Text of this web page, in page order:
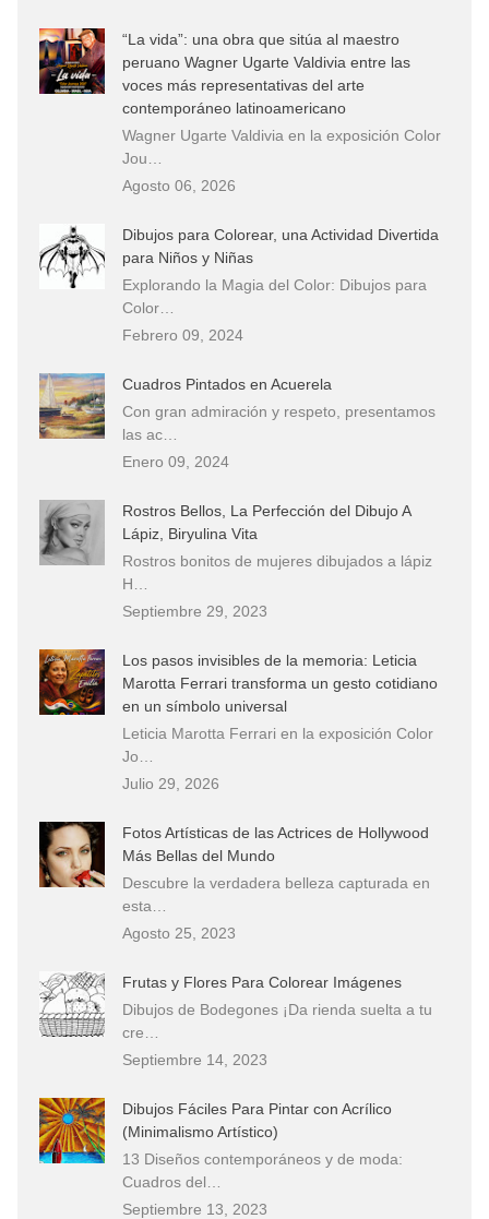
“La vida”: una obra que sitúa al maestro
peruano Wagner Ugarte Valdivia entre las
voces más representativas del arte
contemporáneo latinoamericano
Wagner Ugarte Valdivia en la exposición Color
Jou…
Agosto 06, 2026
Dibujos para Colorear, una Actividad Divertida
para Niños y Niñas
Explorando la Magia del Color: Dibujos para
Color…
Febrero 09, 2024
Cuadros Pintados en Acuerela
Con gran admiración y respeto, presentamos
las ac…
Enero 09, 2024
Rostros Bellos, La Perfección del Dibujo A
Lápiz, Biryulina Vita
Rostros bonitos de mujeres dibujados a lápiz
H…
Septiembre 29, 2023
Los pasos invisibles de la memoria: Leticia
Marotta Ferrari transforma un gesto cotidiano
en un símbolo universal
Leticia Marotta Ferrari en la exposición Color
Jo…
Julio 29, 2026
Fotos Artísticas de las Actrices de Hollywood
Más Bellas del Mundo
Descubre la verdadera belleza capturada en
esta…
Agosto 25, 2023
Frutas y Flores Para Colorear Imágenes
Dibujos de Bodegones ¡Da rienda suelta a tu
cre…
Septiembre 14, 2023
Dibujos Fáciles Para Pintar con Acrílico
(Minimalismo Artístico)
13 Diseños contemporáneos y de moda:
Cuadros del…
Septiembre 13, 2023